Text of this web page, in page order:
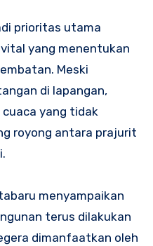
prioritas utama
yang menentukan
Meski
di lapangan,
yang tidak
royong antara prajurit
menyampaikan
terus dilakukan
dimanfaatkan oleh